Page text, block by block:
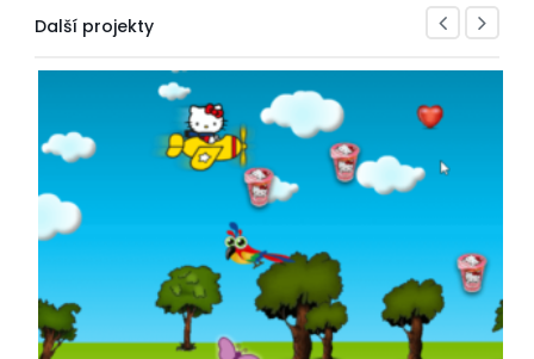
Další projekty